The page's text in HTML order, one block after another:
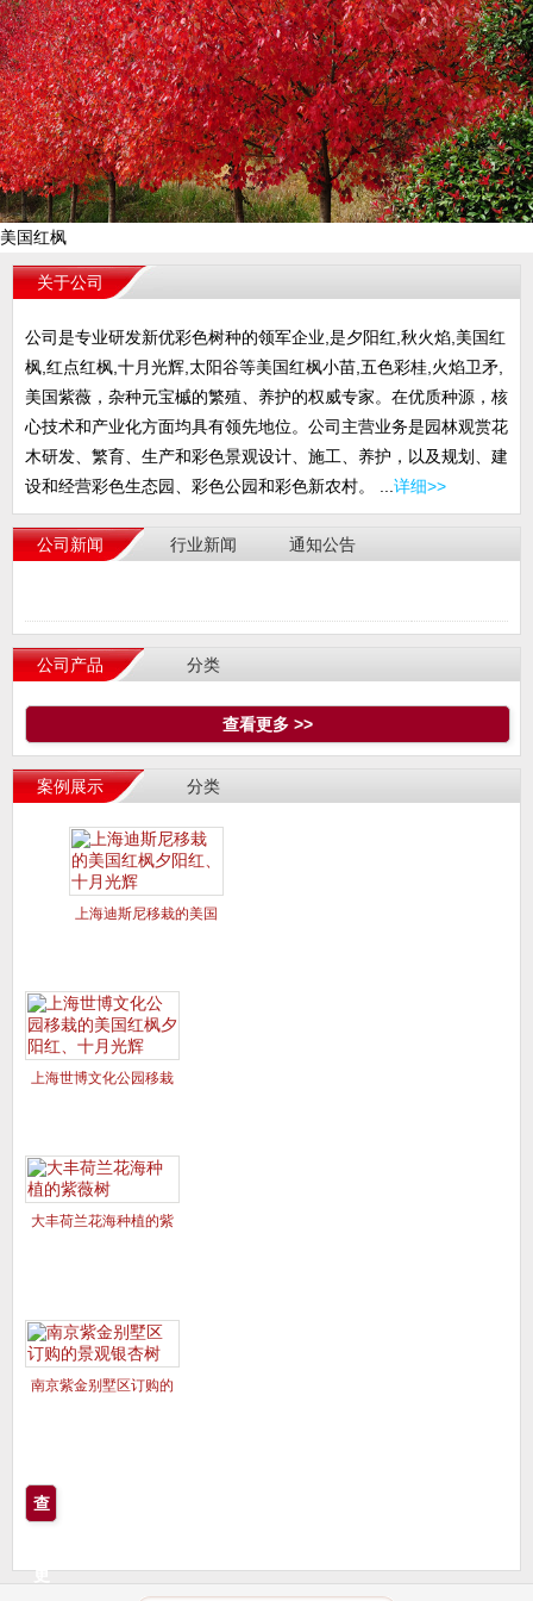
美国红枫
关于公司
公司是专业研发新优彩色树种的领军企业,是夕阳红,秋火焰,美国红
枫,红点红枫,十月光辉,太阳谷等美国红枫小苗,五色彩桂,火焰卫矛,
美国紫薇，杂种元宝槭的繁殖、养护的权威专家。在优质种源，核
心技术和产业化方面均具有领先地位。公司主营业务是园林观赏花
木研发、繁育、生产和彩色景观设计、施工、养护，以及规划、建
设和经营彩色生态园、彩色公园和彩色新农村。 ...详细>>
公司新闻 行业新闻 通知公告
公司产品 分类
查看更多 >>
案例展示 分类
上海迪斯尼移栽的美国
上海世博文化公园移栽
大丰荷兰花海种植的紫
南京紫金别墅区订购的
查
更